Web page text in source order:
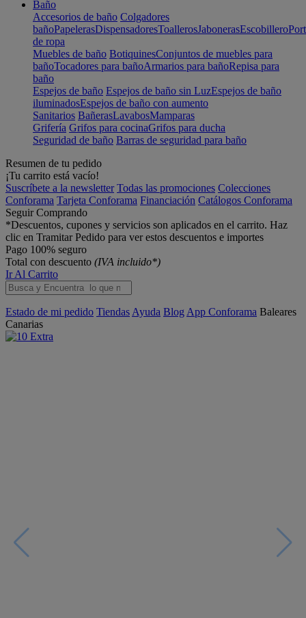
Baño
Accesorios de baño Colgadores
bañoPapelerasDispensadoresToallerosJabonerasEscobillero
de ropa
Muebles de baño BotiquinesConjuntos de muebles para
bañoTocadores para bañoArmarios para bañoRepisa para
baño
Espejos de baño Espejos de baño sin LuzEspejos de baño
iluminadosEspejos de baño con aumento
Sanitarios BañerasLavabosMamparas
Grifería Grifos para cocinaGrifos para ducha
Seguridad de baño Barras de seguridad para baño
Resumen de tu pedido
¡Tu carrito está vacío!
Suscríbete a la newsletter Todas las promociones Colecciones
Conforama Tarjeta Conforama Financiación Catálogos Conforama
Seguir Comprando
*Descuentos, cupones y servicios son aplicados en el carrito. Haz
clic en Tramitar Pedido para ver estos descuentos e importes
Pago 100% seguro
Total con descuento (IVA incluido*)
Ir Al Carrito
Estado de mi pedido Tiendas Ayuda Blog App Conforama Baleares
Canarias